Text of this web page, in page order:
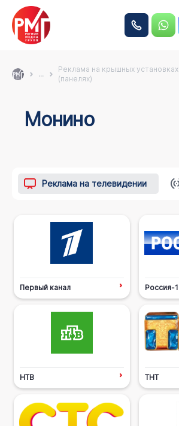
...
Реклама на крышных установках
(панелях)
Монино
Реклама на телевидении
Первый канал Россия-1
НТВ ТНТ